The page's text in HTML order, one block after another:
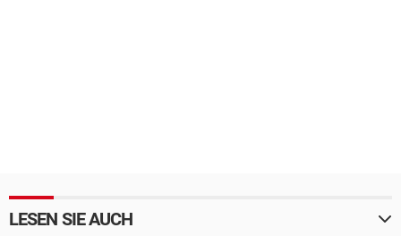
LESEN SIE AUCH